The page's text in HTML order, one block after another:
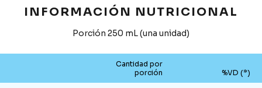
INFORMACIÓN NUTRICIONAL
Porción 250 mL (una unidad)
Cantidad por
porción
%VD (*)